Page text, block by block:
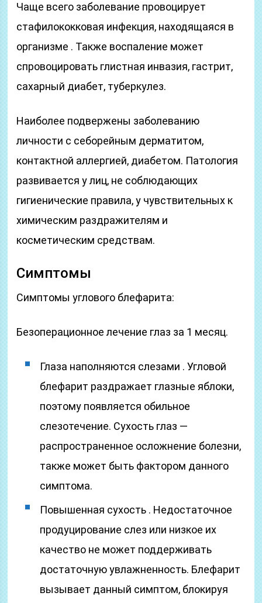
Чаще всего заболевание провоцирует
стафилококковая инфекция, находящаяся в
организме . Также воспаление может
спровоцировать глистная инвазия, гастрит,
сахарный диабет, туберкулез.
Наиболее подвержены заболеванию
личности с себорейным дерматитом,
контактной аллергией, диабетом. Патология
развивается у лиц, не соблюдающих
гигиенические правила, у чувствительных к
химическим раздражителям и
косметическим средствам.
Симптомы
Симптомы углового блефарита:
Безоперационное лечение глаз за 1 месяц.
Глаза наполняются слезами . Угловой
блефарит раздражает глазные яблоки,
поэтому появляется обильное
слезотечение. Сухость глаз —
распространенное осложнение болезни,
также может быть фактором данного
симптома.
Повышенная сухость . Недостаточное
продуцирование слез или низкое их
качество не может поддерживать
достаточную увлажненность. Блефарит
вызывает данный симптом, блокируя